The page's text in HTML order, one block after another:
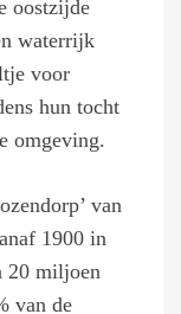
oostzijde
waterrijk
voor
hun tocht
omgeving.
van
1900 in
20 miljoen
van de